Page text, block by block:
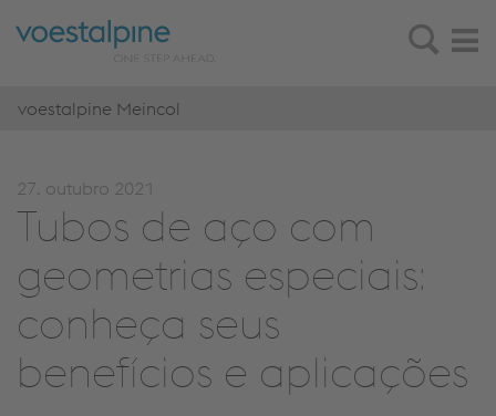
voestalpine Meincol
27. outubro 2021
Tubos de aço com
geometrias especiais:
conheça seus
benefícios e aplicações